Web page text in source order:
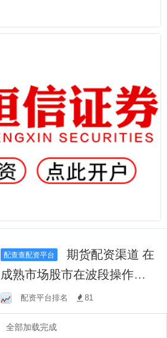
配查查配资平台
期货配资渠道 在
成熟市场股市在波段操作主
导的震荡周期的市场结构中
中炒股配资
配资平台排名 81
全部加载完成